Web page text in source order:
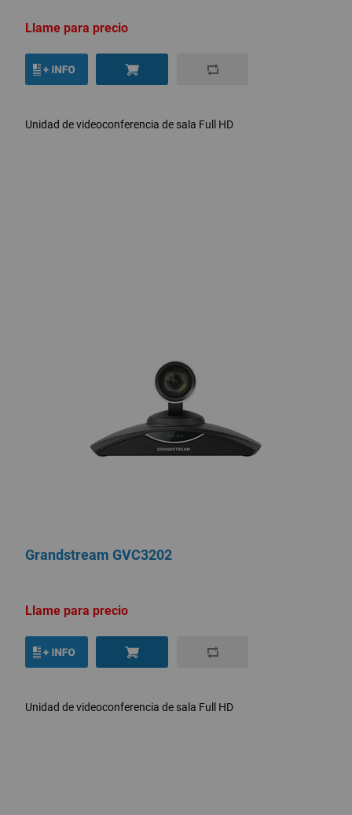
Llame para precio
Unidad de videoconferencia de sala Full HD
Grandstream GVC3202
Llame para precio
Unidad de videoconferencia de sala Full HD